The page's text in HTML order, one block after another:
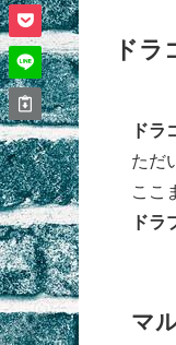
ド
ドラ
ただ
ここ
ドラ
マ